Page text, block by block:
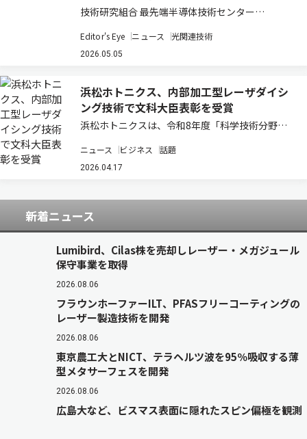
技術研究組合 最先端半導体技術センター
研究開発は、日本の半導体戦略において重要な転
換点を示している。ポスト5G時代におけるデー
電気…
Editor's Eye ニュース 光関連技術
2026.05.05
浜松ホトニクス、内部加工型レーザダイシ
ング技術で文科大臣表彰を受賞
浜松ホトニクスは、令和8年度「科学技術分野の
おいて、「内部加工型レーザダイシング技術の開
発」で受賞したと発表した（ニュースリリー
与…
ニュース ビジネス 話題
2026.04.17
新着ニュース
Lumibird、Cilas株を売却しレーザー・メガジュール
保守事業を取得
2026.08.06
フラウンホーファーILT、PFASフリーコーティングの
レーザー製造技術を開発
2026.08.06
東京農工大とNICT、テラヘルツ波を95％吸収する薄
型メタサーフェスを開発
2026.08.06
広島大など、ビスマス表面に隠れたスピン偏極を観測